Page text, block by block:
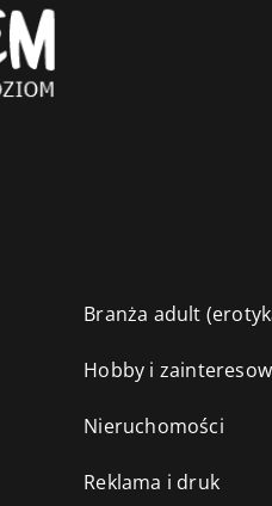
Branża adult
Hobby i
Nieruchomości
Reklama i druk